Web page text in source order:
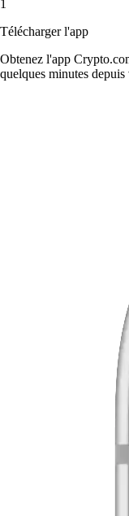
1
Télécharger l'app
Obtenez l'app
quelques minutes